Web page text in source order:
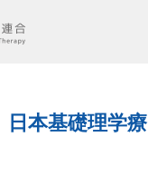
礎理学療